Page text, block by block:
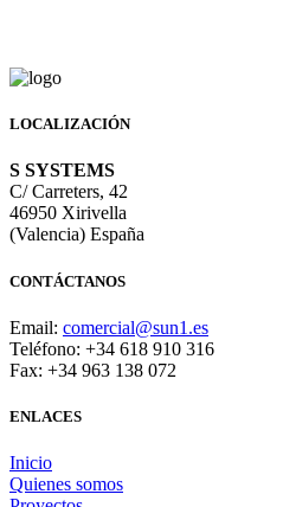
LOCALIZACIÓN
S SYSTEMS
C/ Carreters, 42
46950 Xirivella
(Valencia) España
CONTÁCTANOS
Email: comercial@sun1.es
Teléfono: +34 618 910 316
Fax: +34 963 138 072
ENLACES
Inicio
Quienes somos